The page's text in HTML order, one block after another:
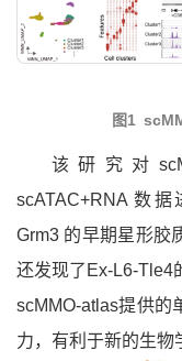
图1
该研究对
scATAC+RNA 数
Grm3 的早期星形胶
还发现了Ex-L6-Tle4
scMMO-atlas提供的
力，有利于新的生物